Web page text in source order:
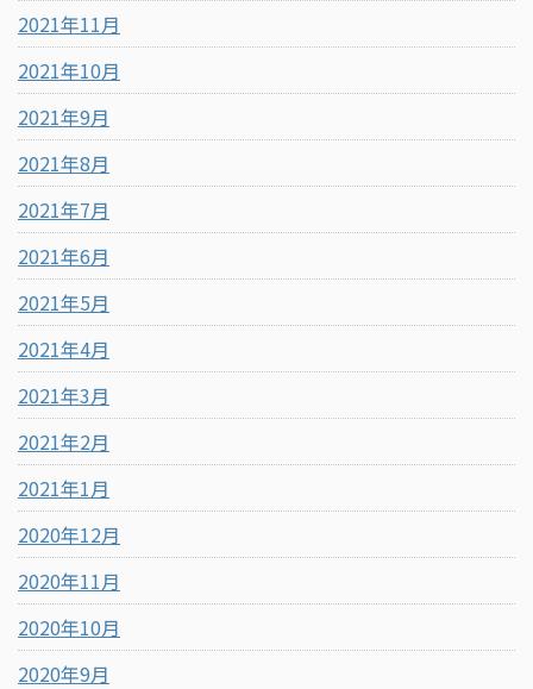
2021年11月
2021年10月
2021年9月
2021年8月
2021年7月
2021年6月
2021年5月
2021年4月
2021年3月
2021年2月
2021年1月
2020年12月
2020年11月
2020年10月
2020年9月